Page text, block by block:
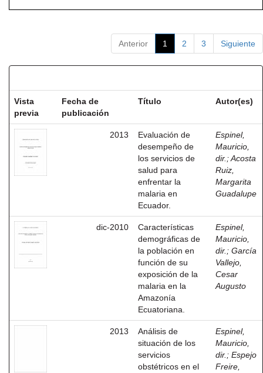
Anterior 1 2 3 Siguiente
Vista
previa
Fecha de
publicación
Título Autor(es)
2013
Evaluación de
desempeño de
los servicios de
salud para
enfrentar la
malaria en
Ecuador.
Espinel,
Mauricio,
dir. ;Acosta
Ruiz,
Margarita
Guadalupe
dic-2010
Características
demográficas de
la población en
función de su
exposición de la
malaria en la
Amazonía
Ecuatoriana.
Espinel,
Mauricio,
dir. ; García
Vallejo,
Cesar
Augusto
2013
Análisis de
situación de los
servicios
obstétricos en el
Espinel,
Mauricio,
dir. ; Espejo
Freire,